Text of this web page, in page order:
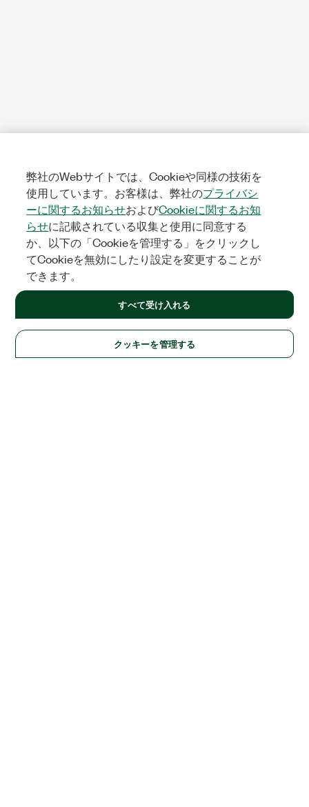
弊社のWebサイトでは、Cookieや同様の技術を
使用しています。お客様は、弊社のプライバシ
ーに関するお知らせおよびCookieに関するお知
らせに記載されている収集と使用に同意する
か、以下の「Cookieを管理する」をクリックし
てCookieを無効にしたり設定を変更することが
できます。
クッキーを管理する
すべて受け入れる